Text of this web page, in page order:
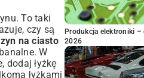
To taki
czy są
na ciasto
W
dodaj łyżkę
łyżkami
Produkcja elektroniki –
2026